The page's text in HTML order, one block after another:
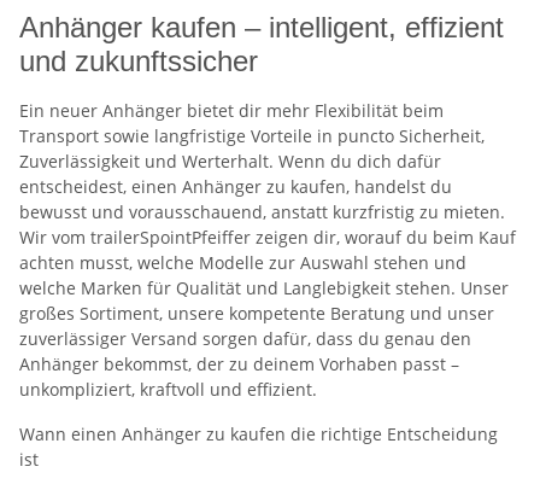
Anhänger kaufen – intelligent, effizient
und zukunftssicher
Ein neuer Anhänger bietet dir mehr Flexibilität beim
Transport sowie langfristige Vorteile in puncto Sicherheit,
Zuverlässigkeit und Werterhalt. Wenn du dich dafür
entscheidest, einen Anhänger zu kaufen, handelst du
bewusst und vorausschauend, anstatt kurzfristig zu mieten.
Wir vom trailerSpointPfeiffer zeigen dir, worauf du beim Kauf
achten musst, welche Modelle zur Auswahl stehen und
welche Marken für Qualität und Langlebigkeit stehen. Unser
großes Sortiment, unsere kompetente Beratung und unser
zuverlässiger Versand sorgen dafür, dass du genau den
Anhänger bekommst, der zu deinem Vorhaben passt –
unkompliziert, kraftvoll und effizient.
Wann einen Anhänger zu kaufen die richtige Entscheidung
ist